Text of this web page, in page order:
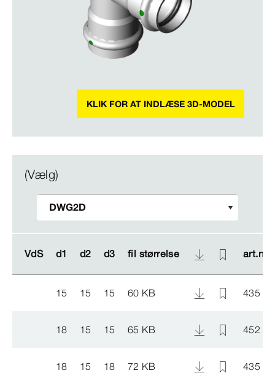
KLIK FOR AT INDLÆSE 3D-MODEL
(Vælg)
VdS d1 d2 d3 fil størrelse art.nr.
VdS d1 d2 d3 fil størrelse art.nr.
15 15 15 60 KB 435
18 15 15 65 KB 452
18 15 18 72 KB 435